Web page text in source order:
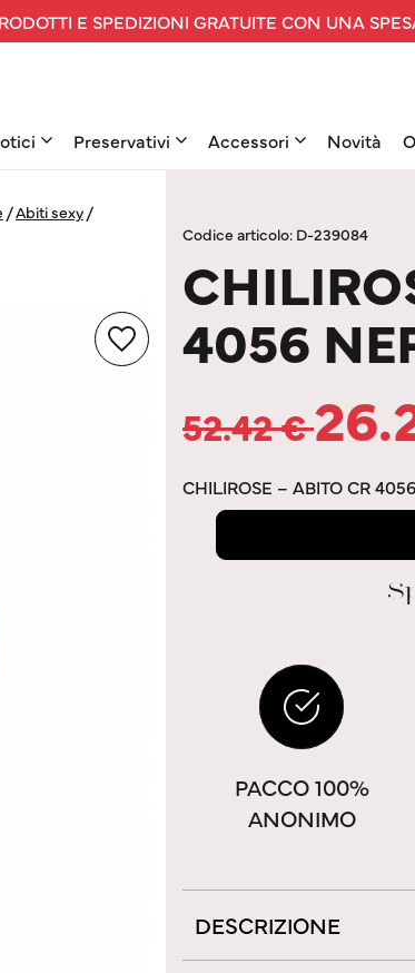
E SPEDIZIONI GRATUITE CON UNA
Preservativi Accessori Novità
/Abiti sexy /
Codice articolo: D-239084
4056
52.42€
CHILIROSE – ABITO CR
PACCO 100%
ANONIMO
DESCRIZIONE